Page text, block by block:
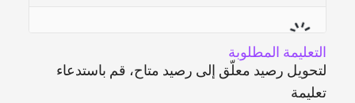
التعليمة المطلوبة
لتحويل رصيد معلّق إلى رصيد متاح، قم باستدعاء
تعليمة